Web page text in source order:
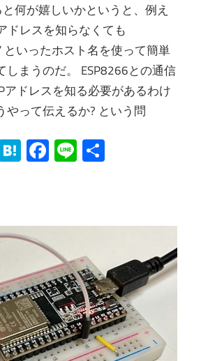
と何が嬉しいかというと、例え
ドレスを知らなくても
といったホスト名を使って簡単
しまうのだ。 ESP8266との通信
アドレスを知る必要があるわけ
やって伝えるか? という問
Hatena
Facebook
Line